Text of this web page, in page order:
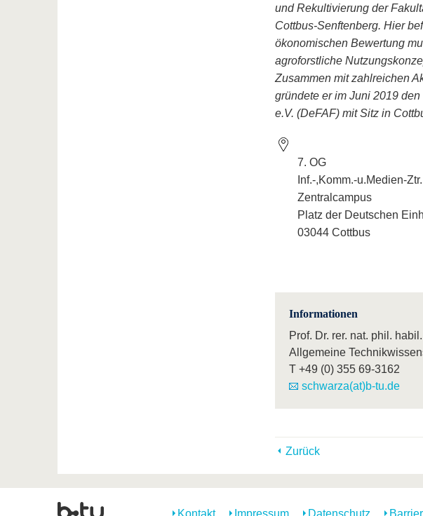
und Rekultivierung der
Cottbus-Senftenberg. Hier
ökonomischen Bewertung
agroforstliche
Zusammen mit zahlreichen
gründete er im Juni 2019
e.V. (DeFAF) mit Sitz in
7. OG
Inf.-,Komm.-u.Medien-
Zentralcampus
Platz der Deutschen
03044 Cottbus
Informationen
Prof. Dr. rer. nat. phil.
Allgemeine
T +49 (0) 355 69-3162
schwarza(at)b-tu.de
Zurück
Kontakt Impressum Datenschutz